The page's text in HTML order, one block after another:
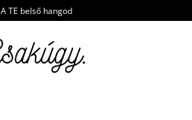
A TE belső hangod